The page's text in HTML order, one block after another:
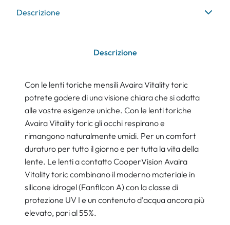
Descrizione
Descrizione
Con le lenti toriche mensili Avaira Vitality toric
potrete godere di una visione chiara che si adatta
alle vostre esigenze uniche. Con le lenti toriche
Avaira Vitality toric gli occhi respirano e
rimangono naturalmente umidi. Per un comfort
duraturo per tutto il giorno e per tutta la vita della
lente. Le lenti a contatto CooperVision Avaira
Vitality toric combinano il moderno materiale in
silicone idrogel (Fanfilcon A) con la classe di
protezione UV I e un contenuto d'acqua ancora più
elevato, pari al 55%.